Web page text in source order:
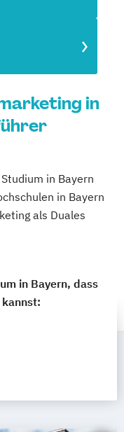
in
in Bayern
in Bayern
als Duales
in Bayern, dass